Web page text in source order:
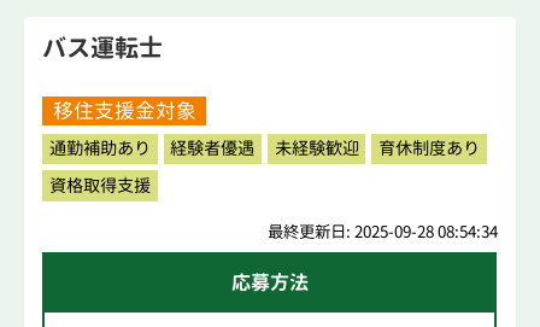
バス運転士
移住支援金対象
通勤補助あり 経験者優遇 未経験歓迎
育休制度あり
資格取得支援
最終更新日: 2025-09-28 08:54:34
応募方法